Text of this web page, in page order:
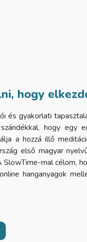
hogy
és gyakorlati
hogy egy
a hozzá illő
első magyar
mal célom,
hanganyagok